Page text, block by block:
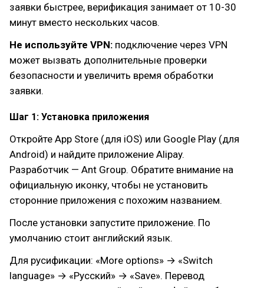
заявки быстрее, верификация занимает от 10-30
минут вместо нескольких часов.
Не используйте VPN: подключение через VPN
может вызвать дополнительные проверки
безопасности и увеличить время обработки
заявки.
Шаг 1: Установка приложения
Откройте App Store (для iOS) или Google Play (для
Android) и найдите приложение Alipay.
Разработчик — Ant Group. Обратите внимание на
официальную иконку, чтобы не установить
сторонние приложения с похожим названием.
После установки запустите приложение. По
умолчанию стоит английский язык.
Для русификации: «More options» → «Switch
language» → «Русский» → «Save». Перевод